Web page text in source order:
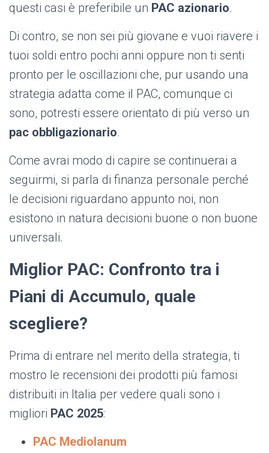
questi casi è preferibile un PAC azionario.
Di contro, se non sei più giovane e vuoi riavere i
tuoi soldi entro pochi anni oppure non ti senti
pronto per le oscillazioni che, pur usando una
strategia adatta come il PAC, comunque ci
sono, potresti essere orientato di più verso un
pac obbligazionario.
Come avrai modo di capire se continuerai a
seguirmi, si parla di finanza personale perché
le decisioni riguardano appunto noi, non
esistono in natura decisioni buone o non buone
universali.
Miglior PAC: Confronto tra i
Piani di Accumulo, quale
scegliere?
Prima di entrare nel merito della strategia, ti
mostro le recensioni dei prodotti più famosi
distribuiti in Italia per vedere quali sono i
migliori PAC 2025:
PAC Mediolanum